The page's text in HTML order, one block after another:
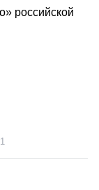
российской
1